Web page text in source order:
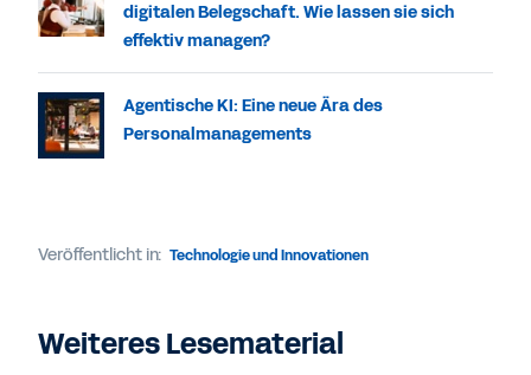
digitalen Belegschaft. Wie lassen sie sich
effektiv managen?
Agentische KI: Eine neue Ära des
Personalmanagements
Veröffentlicht in: Technologie und Innovationen
Weiteres Lesematerial